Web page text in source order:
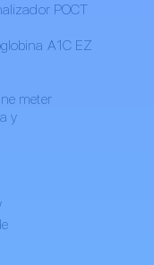
POCT
A1C EZ
meter
y